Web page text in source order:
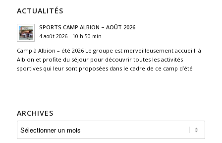
ACTUALITÉS
SPORTS CAMP ALBION – AOÛT 2026
4 août 2026 - 10 h 50 min
Camp à Albion – été 2026 Le groupe est merveilleusement accueilli à
Albion et profite du séjour pour découvrir toutes les activités
sportives qui leur sont proposées dans le cadre de ce camp d’été
ARCHIVES